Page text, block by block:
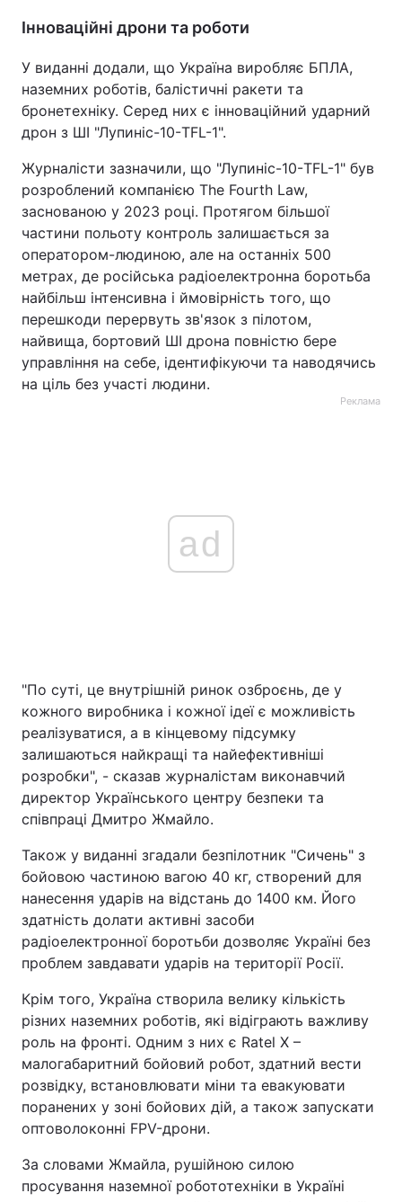
Інноваційні дрони та роботи
У виданні додали, що Україна виробляє БПЛА,
наземних роботів, балістичні ракети та
бронетехніку. Серед них є інноваційний ударний
дрон з ШІ "Лупиніс-10-TFL-1".
Журналісти зазначили, що "Лупиніс-10-TFL-1" був
розроблений компанією The Fourth Law,
заснованою у 2023 році. Протягом більшої
частини польоту контроль залишається за
оператором-людиною, але на останніх 500
метрах, де російська радіоелектронна боротьба
найбільш інтенсивна і ймовірність того, що
перешкоди перервуть зв'язок з пілотом,
найвища, бортовий ШІ дрона повністю бере
управління на себе, ідентифікуючи та наводячись
на ціль без участі людини.
Реклама
ad
"По суті, це внутрішній ринок озброєнь, де у
кожного виробника і кожної ідеї є можливість
реалізуватися, а в кінцевому підсумку
залишаються найкращі та найефективніші
розробки", - сказав журналістам виконавчий
директор Українського центру безпеки та
співпраці Дмитро Жмайло.
Також у виданні згадали безпілотник "Сичень" з
бойовою частиною вагою 40 кг, створений для
нанесення ударів на відстань до 1400 км. Його
здатність долати активні засоби
радіоелектронної боротьби дозволяє Україні без
проблем завдавати ударів на території Росії.
Крім того, Україна створила велику кількість
різних наземних роботів, які відіграють важливу
роль на фронті. Одним з них є Ratel X –
малогабаритний бойовий робот, здатний вести
розвідку, встановлювати міни та евакуювати
поранених у зоні бойових дій, а також запускати
оптоволоконні FPV-дрони.
За словами Жмайла, рушійною силою
просування наземної робототехніки в Україні